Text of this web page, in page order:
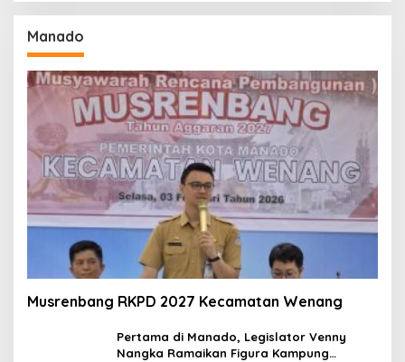
Manado
Musrenbang RKPD 2027 Kecamatan Wenang
Pertama di Manado, Legislator Venny
Nangka Ramaikan Figura Kampung